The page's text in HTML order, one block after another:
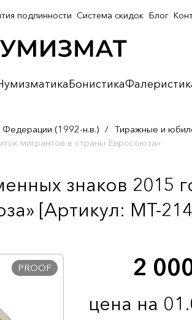
Бонистика
подлинности Система скидок Блог
(1992-н.в.) / Тиражные и
мигрантов в страны Евросоюза»
знаков
[Артикул: MT-
PROOF 2
цена на